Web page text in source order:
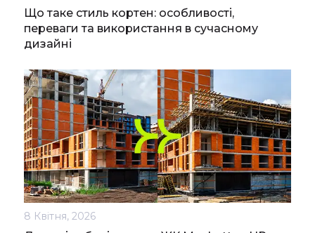
Що таке стиль кортен: особливості,
переваги та використання в сучасному
дизайні
8 Квітня, 2026